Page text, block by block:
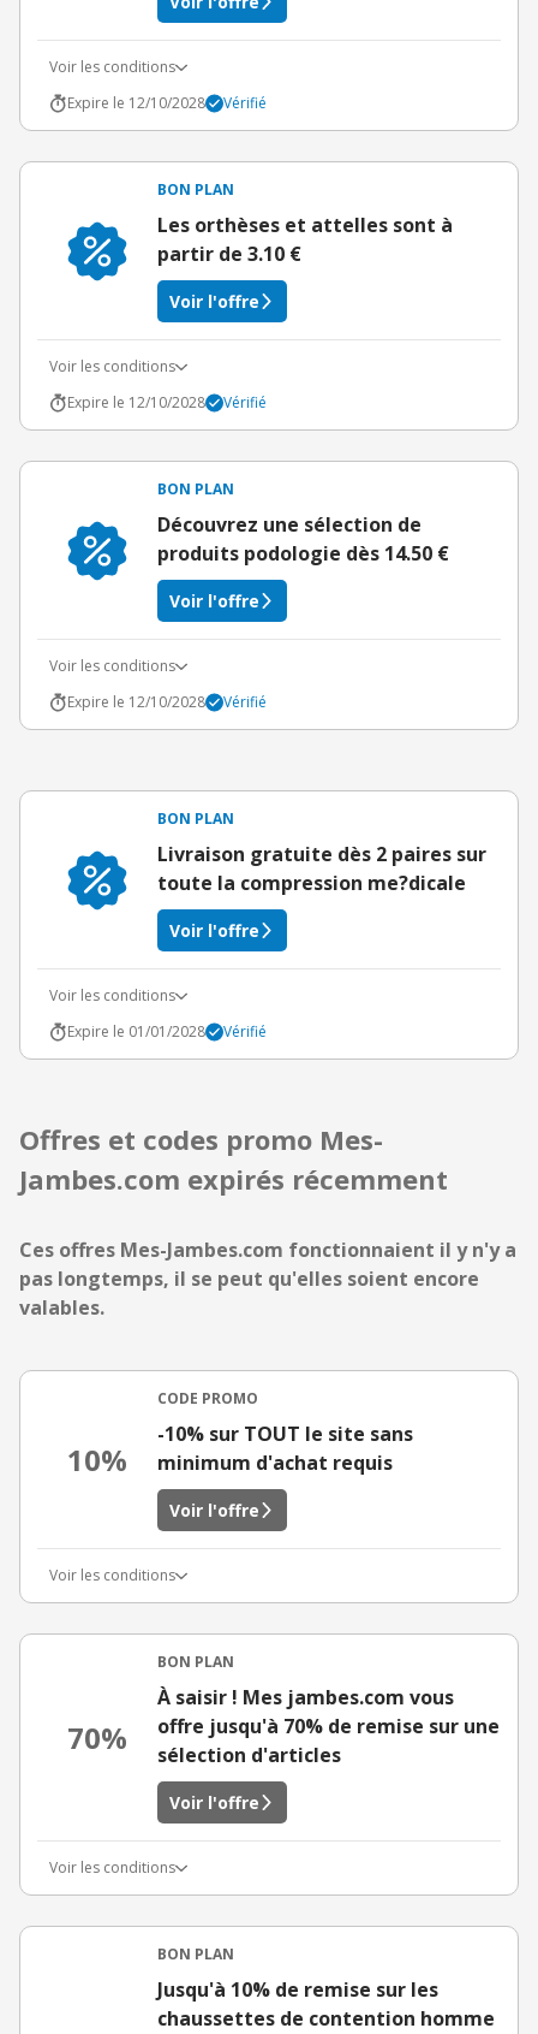
Voir les conditions
Expire le 12/10/2028
Vérifié
BON PLAN
Les orthèses et attelles sont à
partir de 3.10 €
Voir l'offre
Voir les conditions
Expire le 12/10/2028
Vérifié
BON PLAN
Découvrez une sélection de
produits podologie dès 14.50 €
Voir l'offre
Voir les conditions
Expire le 12/10/2028
Vérifié
BON PLAN
Livraison gratuite dès 2 paires sur
toute la compression me?dicale
Voir l'offre
Voir les conditions
Expire le 01/01/2028
Vérifié
Offres et codes promo Mes-
Jambes.com expirés récemment
Ces offres Mes-Jambes.com fonctionnaient il y n'y a
pas longtemps, il se peut qu'elles soient encore
valables.
10%
CODE PROMO
-10% sur TOUT le site sans
minimum d'achat requis
Voir l'offre
Voir les conditions
70%
BON PLAN
À saisir ! Mes jambes.com vous
offre jusqu'à 70% de remise sur une
sélection d'articles
Voir l'offre
Voir les conditions
BON PLAN
Jusqu'à 10% de remise sur les
chaussettes de contention homme